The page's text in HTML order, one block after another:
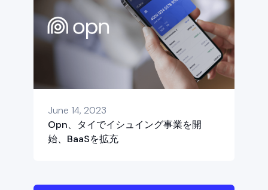
June 14, 2023
Opn、タイでイシュイング事業を開
始、BaaSを拡充